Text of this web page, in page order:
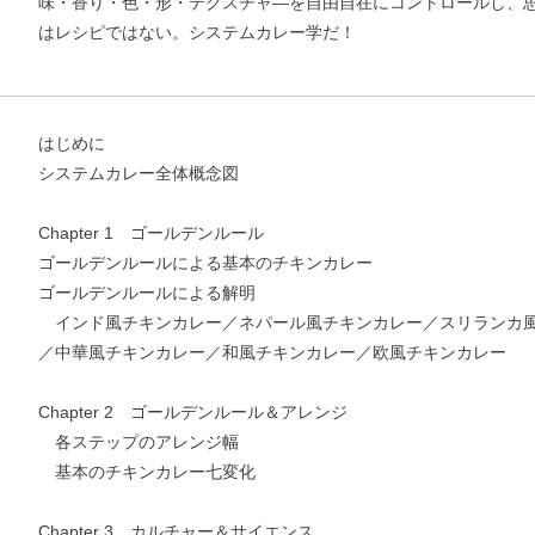
はレシピではない。システムカレー学だ！
はじめに
システムカレー全体概念図
Chapter 1 ゴールデンルール
ゴールデンルールによる基本のチキンカレー
ゴールデンルールによる解明
インド風チキンカレー／ネパール風チキンカレー／スリランカ
／中華風チキンカレー／和風チキンカレー／欧風チキンカレー
Chapter 2 ゴールデンルール＆アレンジ
各ステップのアレンジ幅
基本のチキンカレー七変化